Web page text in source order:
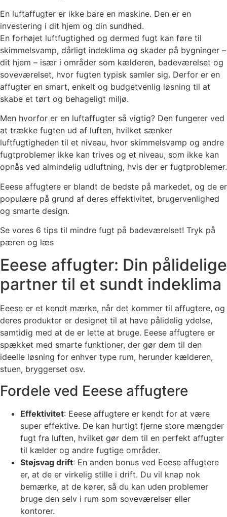
En luftaffugter er ikke bare en maskine. Den er en
investering i dit hjem og din sundhed.
En forhøjet luftfugtighed og dermed fugt kan føre til
skimmelsvamp, dårligt indeklima og skader på bygninger –
dit hjem – især i områder som kælderen, badeværelset og
soveværelset, hvor fugten typisk samler sig. Derfor er en
affugter en smart, enkelt og budgetvenlig løsning til at
skabe et tørt og behageligt miljø.
Men hvorfor er en luftaffugter så vigtig? Den fungerer ved
at trække fugten ud af luften, hvilket sænker
luftfugtigheden til et niveau, hvor skimmelsvamp og andre
fugtproblemer ikke kan trives og et niveau, som ikke kan
opnås ved almindelig udluftning, hvis der er fugtproblemer.
Eeese affugtere er blandt de bedste på markedet, og de er
populære på grund af deres effektivitet, brugervenlighed
og smarte design.
Se vores 6 tips til mindre fugt på badeværelset! Tryk på
pæren og læs
Eeese affugter: Din pålidelige
partner til et sundt indeklima
Eeese er et kendt mærke, når det kommer til affugtere, og
deres produkter er designet til at have pålidelig ydelse,
samtidig med at de er lette at bruge. Eeese affugtere er
spækket med smarte funktioner, der gør dem til den
ideelle løsning for enhver type rum, herunder kælderen,
stuen, bryggerset osv.
Fordele ved Eeese affugtere
Effektivitet: Eeese affugtere er kendt for at være
super effektive. De kan hurtigt fjerne store mængder
fugt fra luften, hvilket gør dem til en perfekt affugter
til kælder og andre fugtige områder.
Støjsvag drift: En anden bonus ved Eeese affugtere
er, at de er virkelig stille i drift. Du vil knap nok
bemærke, at de kører, så du kan uden problemer
bruge den selv i rum som soveværelser eller
kontorer.